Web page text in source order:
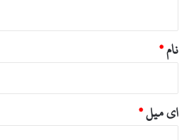
نام*
ای میل*